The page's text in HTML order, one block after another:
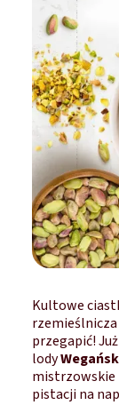
Kultowe
przegapić!
lody
mistrzowskie
pistacji na